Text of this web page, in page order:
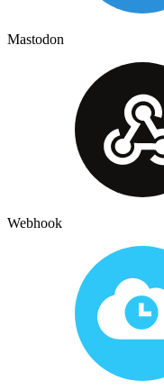
Mastodon
Webhook